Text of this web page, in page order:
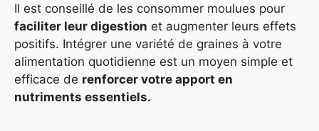
Il est conseillé de les consommer moulues pour
faciliter leur digestion et augmenter leurs effets
positifs. Intégrer une variété de graines à votre
alimentation quotidienne est un moyen simple et
efficace de renforcer votre apport en
nutriments essentiels.